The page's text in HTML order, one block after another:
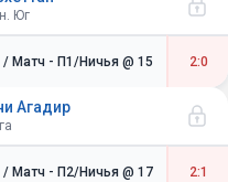
Юг
/ Матч - П1/Ничья @ 15 2:0
Агадир
/ Матч - П2/Ничья @ 17 2:1